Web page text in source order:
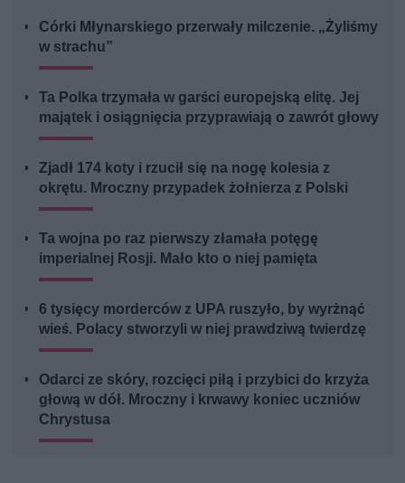
Córki Młynarskiego przerwały milczenie. „Żyliśmy
w strachu”
Ta Polka trzymała w garści europejską elitę. Jej
majątek i osiągnięcia przyprawiają o zawrót głowy
Zjadł 174 koty i rzucił się na nogę kolesia z
okrętu. Mroczny przypadek żołnierza z Polski
Ta wojna po raz pierwszy złamała potęgę
imperialnej Rosji. Mało kto o niej pamięta
6 tysięcy morderców z UPA ruszyło, by wyrżnąć
wieś. Polacy stworzyli w niej prawdziwą twierdzę
Odarci ze skóry, rozcięci piłą i przybici do krzyża
głową w dół. Mroczny i krwawy koniec uczniów
Chrystusa